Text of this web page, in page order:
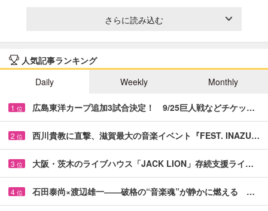
さらに読み込む
人気記事ランキング
Daily
Weekly Monthly
1 位 広島東洋カープ追加3試合決定！ 9/25巨人戦などチケッ…
2 位 西川貴教に直撃、滋賀最大の音楽イベント『FEST. INAZU…
3 位 大阪・茨木のライブハウス「JACK LION」存続支援ライ…
4 位 石田泰尚×渡辺雄一――破格の“音楽魂”が静かに燃える …